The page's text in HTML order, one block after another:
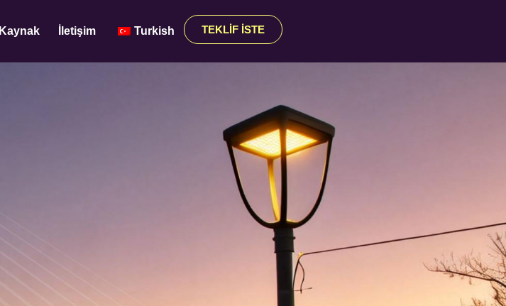
Kaynak İletişim Turkish TEKLIF İSTE